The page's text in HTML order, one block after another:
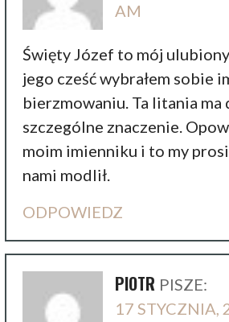
AM
Święty Józef to mój
jego cześć wybrałem sobie
bierzmowaniu. Ta litania ma
szczególne znaczenie.
moim imienniku i to my
nami modlił.
ODPOWIEDZ
PIOTR PISZE:
17 STYCZNIA,